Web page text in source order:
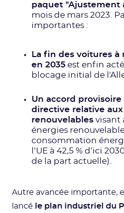
paquet "Ajustement
mois de mars 2023.
importantes :
La fin des voitures
en 2035 est enfin
blocage initial de
Un accord
directive relative
renouvelables visant
énergies
consommation
l’UE à 42,5 % d’ici
de la part actuelle).
Autre avancée importante,
lancé
le plan industriel du